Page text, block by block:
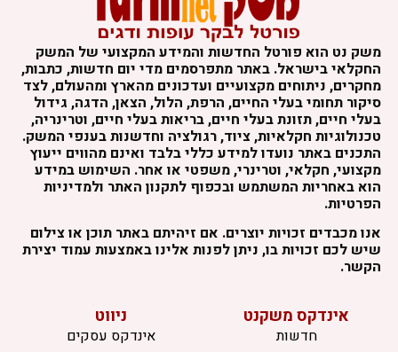
משק נט הוא פורטל החדשות והמידע המקצועי של המשק
החקלאי בישראל. באתר מתפרסמים מדי יום חדשות, כתבות,
מחקרים, ניתוחים מקצועיים ועדכונים מהארץ ומהעולם, לצד
סיקור תחומי בעלי החיים, הרפת, הלול, הצאן, הדגה, גידול
בעלי חיים, תזונת בעלי חיים, בריאות בעלי חיים, וטרינריה,
טכנולוגיות חקלאיות, ציוד, רגולציה וחדשנות בענפי המשק.
התכנים באתר נועדו למידע כללי בלבד ואינם מהווים ייעוץ
מקצועי, חקלאי, וטרינרי, משפטי או אחר. השימוש במידע
הוא באחריות המשתמש ובכפוף לתקנון האתר ולמדיניות
הפרטיות.
אנו מכבדים זכויות יוצרים. אם זיהיתם באתר תוכן או צילום
שיש לכם זכויות בו, ניתן לפנות אלינו באמצעות עמוד יצירת
הקשר.
אינדקס משקנט
חדשות
ניווט
אינדקס עסקים